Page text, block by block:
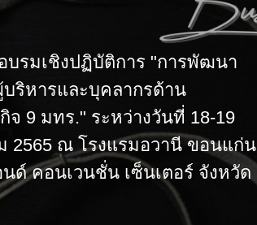
บรมเชิงปฏิบัติการ "การพัฒนา
ริหารและบุคลากรด้าน
จ 9 มทร." ระหว่างวันที่ 18-19
2565 ณ โรงแรมอวานี ขอนแก่น
ด์ คอนเวนชั่น เซ็นเตอร์ จังหวัด